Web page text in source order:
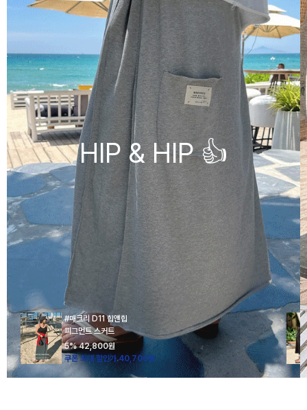
#매크리 D11 힙앤힙
피그먼트 스커트
5%42,800원
쿠폰 최대 할인가 40,700원